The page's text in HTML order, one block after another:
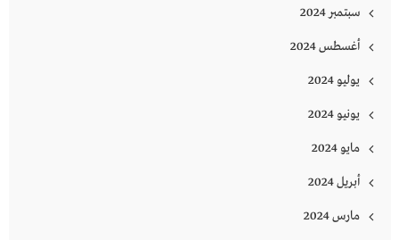
سبتمبر 2024
أغسطس 2024
يوليو 2024
يونيو 2024
مايو 2024
أبريل 2024
مارس 2024